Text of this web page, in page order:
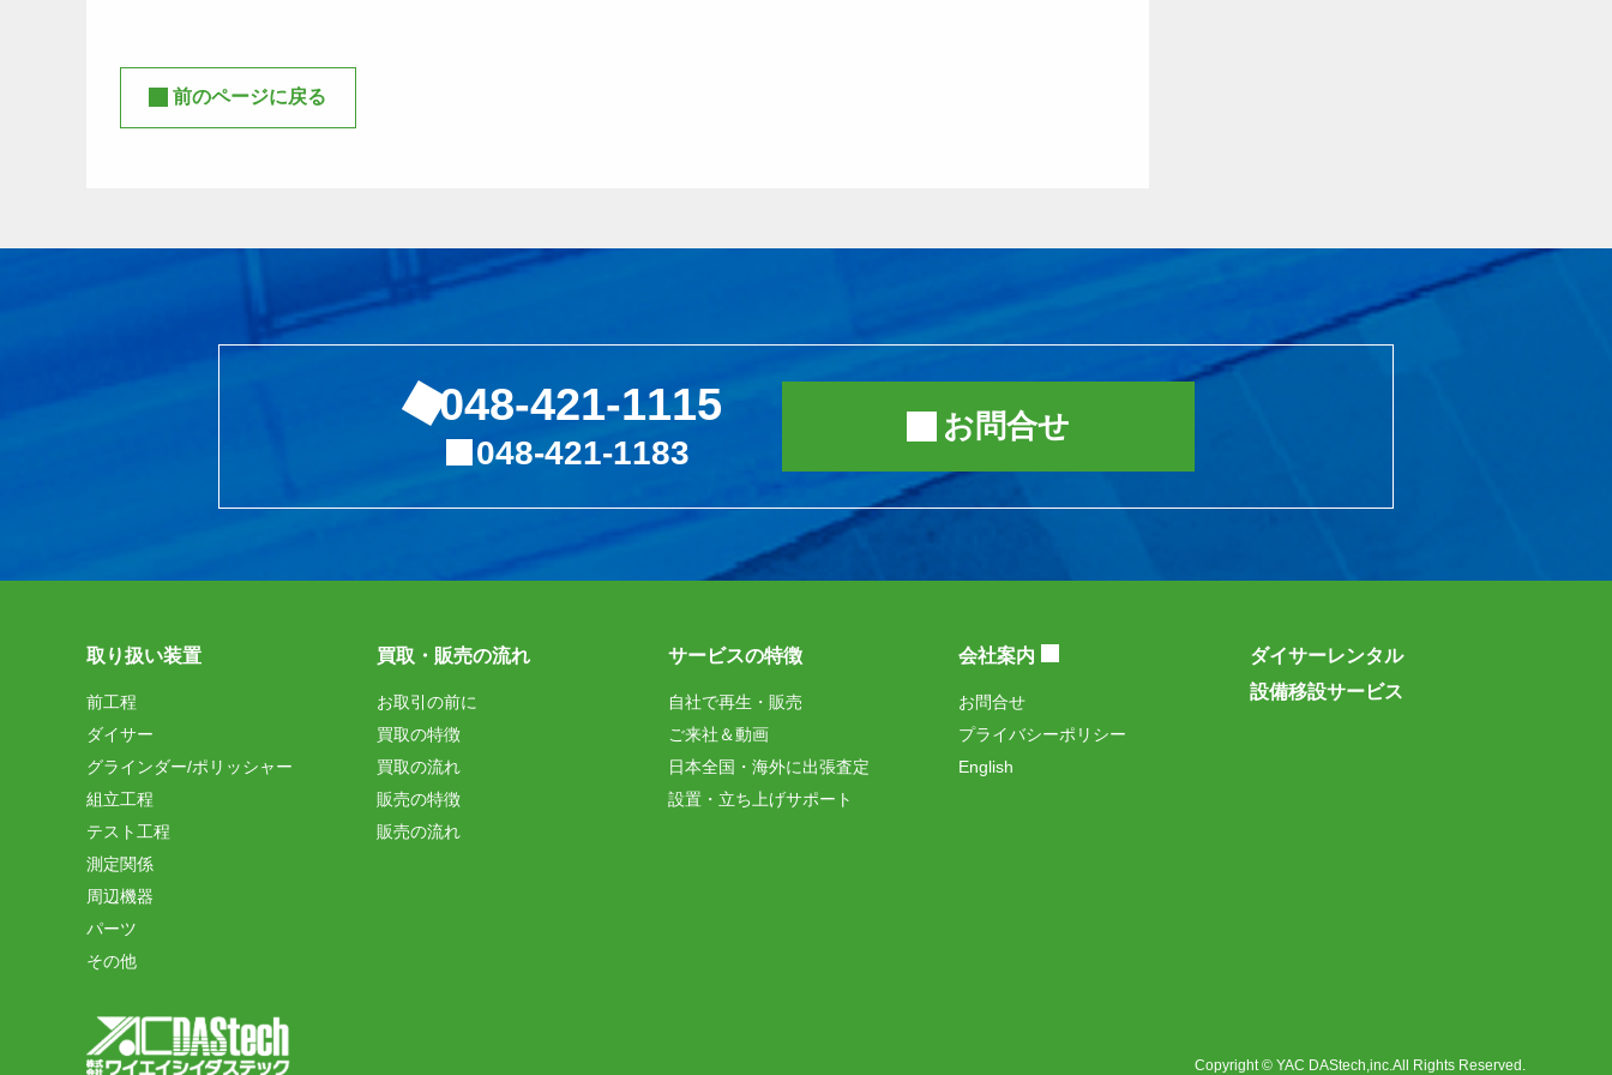
前のページに戻る
048-421-1115
048-421-1183
お問合せ
取り扱い装置
前工程
ダイサー
グラインダー/ポリッシャー
組立工程
テスト工程
測定関係
周辺機器
パーツ
その他
買取・販売の流れ
お取引の前に
買取の特徴
買取の流れ
販売の特徴
販売の流れ
サービスの特徴
自社で再生・販売
ご来社＆動画
日本全国・海外に出張査定
設置・立ち上げサポート
会社案内
お問合せ
プライバシーポリシー
English
ダイサーレンタル
設備移設サービス
Copyright © YAC DAStech,inc.All Rights Reserved.